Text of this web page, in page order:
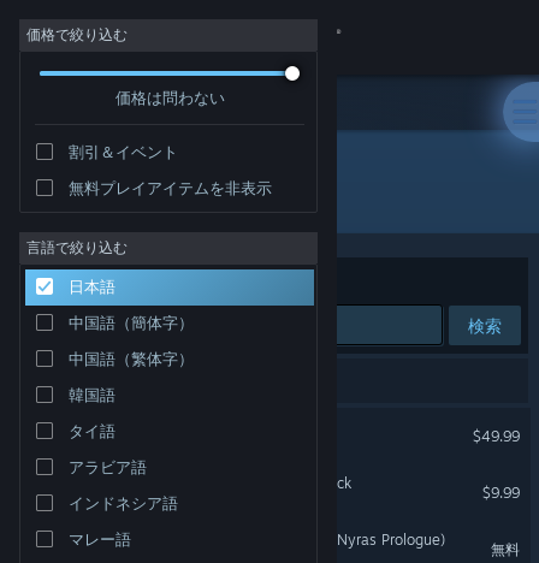
サインイン
コミュニティ
詳細
サポート
言語を変更
Steamモバイルアプリを入手
デスクトップウェブサイトを表示
価格で絞り込む
価格は問わない
割引＆イベント
無料プレイアイテムを非表示
言語で絞り込む
日本語
中国語（簡体字）
中国語（繁体字）
韓国語
タイ語
アラビア語
インドネシア語
マレー語
開発元: Alkimia Interactive
並べ替え 適合性
検索
$49.99
Gothic 1 Remake Soundtrack
$9.99
Gothic 1 Remake - Demo (Nyras Prologue)
無料